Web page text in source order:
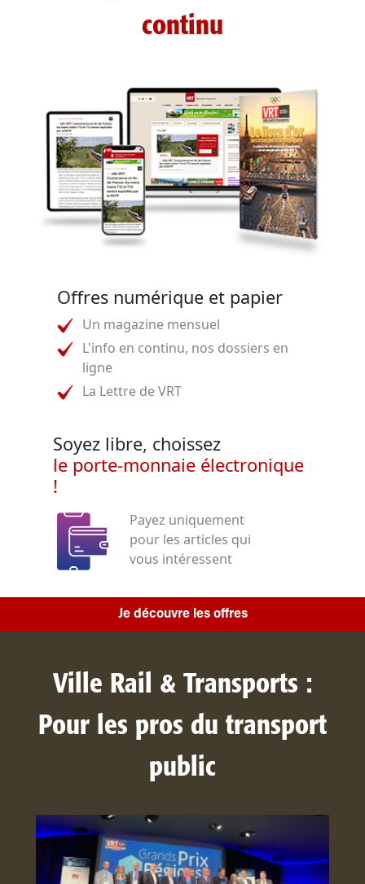
continu
Offres numérique et papier
Un magazine mensuel
L'info en continu, nos dossiers en
ligne
La Lettre de VRT
Soyez libre, choissez
le porte-monnaie électronique
!
Payez uniquement
pour les articles qui
vous intéressent
Je découvre les offres
Ville Rail & Transports :
Pour les pros du transport
public